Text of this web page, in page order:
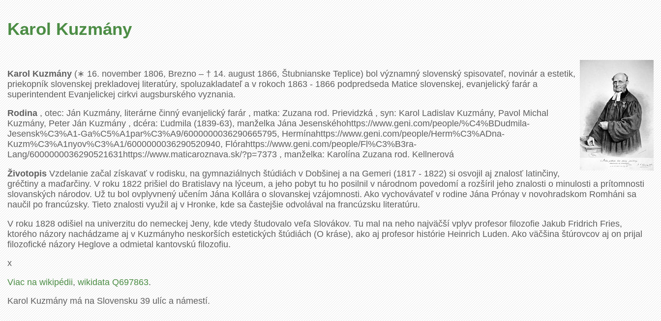
Karol Kuzmány
Karol Kuzmány(∗ 16. november 1806, Brezno – † 14. august 1866, Štubnianske Teplice) bol významný slovenský spisovateľ, novinár a estetik,
priekopník slovenskej prekladovej literatúry, spoluzakladateľ a v rokoch 1863 - 1866 podpredseda Matice slovenskej, evanjelický farár a
superintendent Evanjelickej cirkvi augsburského vyznania.
Rodina, otec: Ján Kuzmány, literárne činný evanjelický farár , matka: Zuzana rod. Prievidzká , syn: Karol Ladislav Kuzmány, Pavol Michal
Kuzmány, Peter Ján Kuzmány , dcéra: Ľudmila (1839-63), manželka Jána Jesenskéhohttps://www.geni.com/people/%C4%BDudmila-
Jesensk%C3%A1-Ga%C5%A1par%C3%A9/6000000036290665795, Hermínahttps://www.geni.com/people/Herm%C3%ADna-
Kuzm%C3%A1nyov%C3%A1/6000000036290520940, Flórahttps://www.geni.com/people/Fl%C3%B3ra-
Lang/6000000036290521631https://www.maticaroznava.sk/?p=7373 , manželka: Karolína Zuzana rod. Kellnerová
ŽivotopisVzdelanie začal získavať v rodisku, na gymnaziálnych štúdiách v Dobšinej a na Gemeri (1817 - 1822) si osvojil aj znalosť latinčiny,
gréčtiny a maďarčiny. V roku 1822 prišiel do Bratislavy na lýceum, a jeho pobyt tu ho posilnil v národnom povedomí a rozšíril jeho znalosti o minulosti a prítomnosti
slovanských národov. Už tu bol ovplyvnený učením Jána Kollára o slovanskej vzájomnosti. Ako vychovávateľ v rodine Jána Prónay v novohradskom Romháni sa
naučil po francúzsky. Tieto znalosti využil aj v Hronke, kde sa častejšie odvolával na francúzsku literatúru.
V roku 1828 odišiel na univerzitu do nemeckej Jeny, kde vtedy študovalo veľa Slovákov. Tu mal na neho najväčší vplyv profesor filozofie Jakub Fridrich Fries,
ktorého názory nachádzame aj v Kuzmányho neskorších estetických štúdiách (O kráse), ako aj profesor histórie Heinrich Luden. Ako väčšina štúrovcov aj on prijal
filozofické názory Heglove a odmietal kantovskú filozofiu.
x
Viac na wikipédii,wikidata Q697863.
Karol Kuzmány má na Slovensku 39 ulíc a námestí.